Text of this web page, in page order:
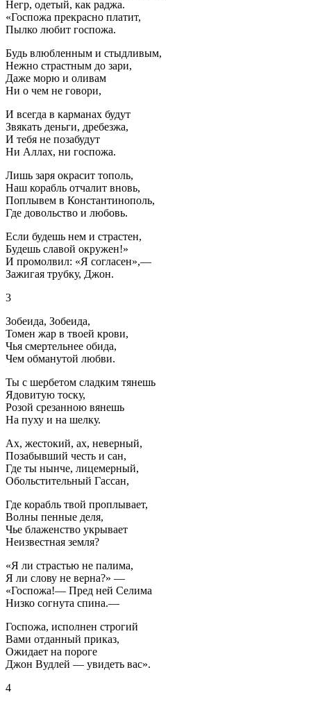
Негр, одетый, как раджа.
«Госпожа прекрасно платит,
Пылко любит госпожа.
Будь влюбленным и стыдливым,
Нежно страстным до зари,
Даже морю и оливам
Ни о чем не говори,
И всегда в карманах будут
Звякать деньги, дребезжа,
И тебя не позабудут
Ни Аллах, ни госпожа.
Лишь заря окрасит тополь,
Наш корабль отчалит вновь,
Поплывем в Константинополь,
Где довольство и любовь.
Если будешь нем и страстен,
Будешь славой окружен!»
И промолвил: «Я согласен»,—
Зажигая трубку, Джон.
3
Зобеида, Зобеида,
Томен жар в твоей крови,
Чья смертельнее обида,
Чем обманутой любви.
Ты с шербетом сладким тянешь
Ядовитую тоску,
Розой срезанною вянешь
На пуху и на шелку.
Ах, жестокий, ах, неверный,
Позабывший честь и сан,
Где ты нынче, лицемерный,
Обольстительный Гассан,
Где корабль твой проплывает,
Волны пенные деля,
Чье блаженство укрывает
Неизвестная земля?
«Я ли страстью не палима,
Я ли слову не верна?» —
«Госпожа!— Пред ней Селима
Низко согнута спина.—
Госпожа, исполнен строгий
Вами отданный приказ,
Ожидает на пороге
Джон Вудлей — увидеть вас».
4